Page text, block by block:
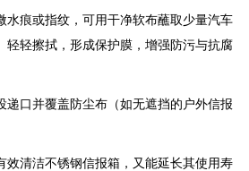
痕或指纹，可用干净软布蘸取少量汽车
轻轻擦拭，形成保护膜，增强防污与抗腐
口并覆盖防尘布（如无遮挡的户外信报
清洁不锈钢信报箱，又能延长其使用寿